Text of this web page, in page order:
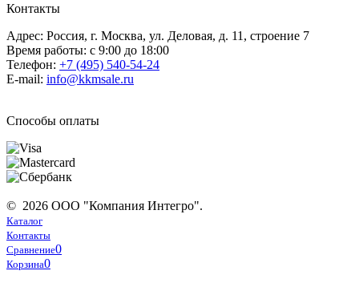
Контакты
Адрес: Россия, г. Москва, ул. Деловая, д. 11, строение 7
Время работы: с 9:00 до 18:00
Телефон: +7 (495) 540-54-24
E-mail: info@kkmsale.ru
Способы оплаты
© 2026 ООО "Компания Интегро".
Каталог
Контакты
Сравнение0
Корзина0